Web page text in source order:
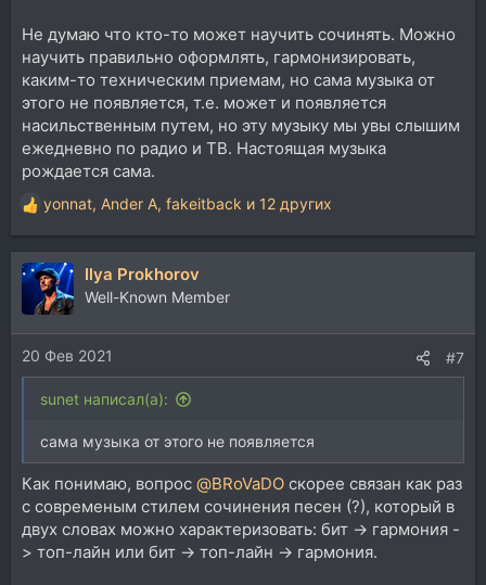
Не думаю что кто-то может научить сочинять. Можно
научить правильно оформлять, гармонизировать,
каким-то техническим приемам, но сама музыка от
этого не появляется, т.е. может и появляется
насильственным путем, но эту музыку мы увы слышим
ежедневно по радио и ТВ. Настоящая музыка
рождается сама.
Р
е
а
к
ц
и
и
:
yonnat, Ander A, fakeitback и 12 других
Ilya Prokhorov
Well-Known Member
20 Фев 2021 #7
sunet написал(а):
сама музыка от этого не появляется
Как понимаю, вопрос @BRoVaDO скорее связан как раз
с современым стилем сочинения песен (?), который в
двух словах можно характеризовать: бит -> гармония -
> топ-лайн или бит -> топ-лайн -> гармония.